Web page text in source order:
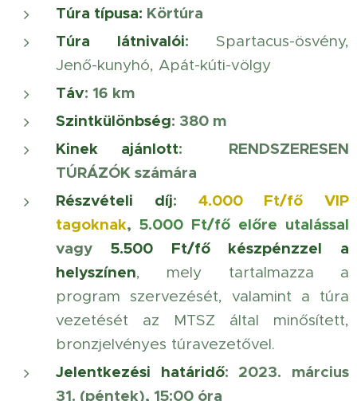
Túra típusa: Körtúra
Túra látnivalói: Spartacus-ösvény,
Jenő-kunyhó, Apát-kúti-völgy
Táv: 16 km
Szintkülönbség: 380 m
Kinek ajánlott: RENDSZERESEN
TÚRÁZÓK számára
Részvételi díj: 4.000 Ft/fő VIP
tagoknak, 5.000 Ft/fő előre utalással
vagy 5.500 Ft/fő készpénzzel a
helyszínen, mely tartalmazza a
program szervezését, valamint a túra
vezetését az MTSZ által minősített,
bronzjelvényes túravezetővel.
Jelentkezési határidő: 2023. március
31. (péntek), 15:00 óra